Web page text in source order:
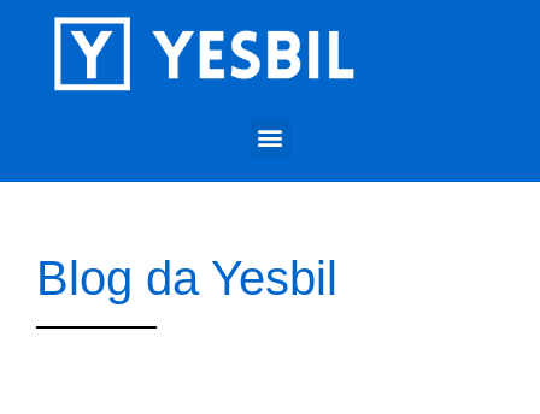
Blog da Yesbil